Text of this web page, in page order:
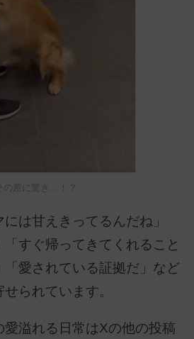
その差に驚き…！？
は甘えきってるんだね」
「すぐ帰ってきてくれること
「愛されている証拠だ」など
られています。
溢れる日常はXの他の投稿